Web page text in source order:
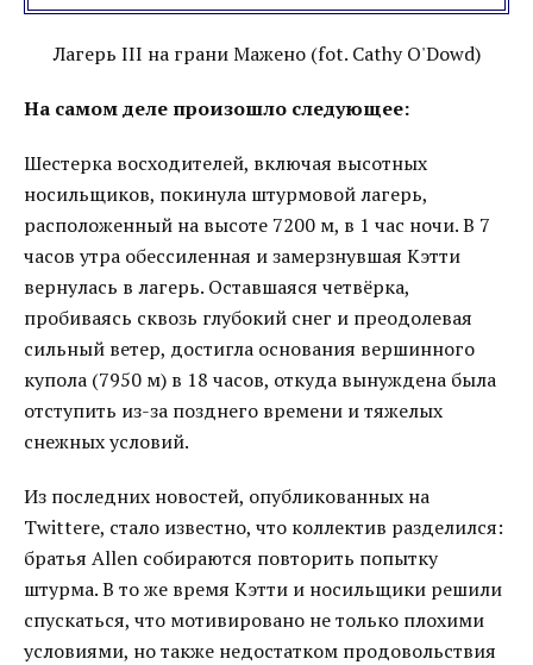
Лагерь III на грани Мажено (fot. Cathy O'Dowd)
На самом деле произошло следующее:
Шестерка восходителей, включая высотных
носильщиков, покинула штурмовой лагерь,
расположенный на высоте 7200 м, в 1 час ночи. В 7
часов утра обессиленная и замерзнувшая Кэтти
вернулась в лагерь. Оставшаяся четвёрка,
пробиваясь сквозь глубокий снег и преодолевая
сильный ветер, достигла основания вершинного
купола (7950 м) в 18 часов, откуда вынуждена была
отступить из-за позднего времени и тяжелых
снежных условий.
Из последних новостей, опубликованных на
Twittere, стало известно, что коллектив разделился:
братья Allen собираются повторить попытку
штурма. В то же время Кэтти и носильщики решили
спускаться, что мотивировано не только плохими
условиями, но также недостатком продовольствия